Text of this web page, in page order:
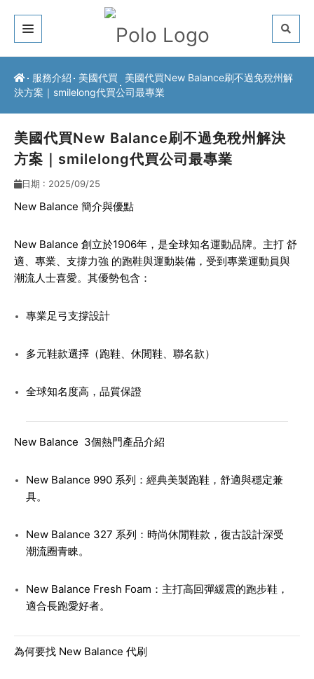
關於我們
服務介紹
常見問題
最新公告
服務介紹 美國代買
美國代買New Balance刷不過免稅州解
決方案｜smilelong代買公司最專業
美國代買New Balance刷不過免稅州解決
方案｜smilelong代買公司最專業
日期 : 2025/09/25
New Balance 簡介與優點
New Balance 創立於1906年，是全球知名運動品牌。主打 舒
適、專業、支撐力強 的跑鞋與運動裝備，受到專業運動員與
潮流人士喜愛。其優勢包含：
專業足弓支撐設計
多元鞋款選擇（跑鞋、休閒鞋、聯名款）
全球知名度高，品質保證
New Balance 3個熱門產品介紹
New Balance 990 系列 ：經典美製跑鞋，舒適與穩定兼
具。
New Balance 327 系列 ：時尚休閒鞋款，復古設計深受
潮流圈青睞。
New Balance Fresh Foam ：主打高回彈緩震的跑步鞋，
適合長跑愛好者。
為何要找 New Balance 代刷